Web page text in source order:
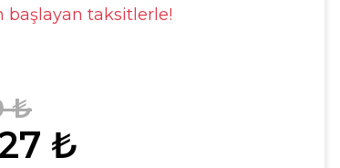
başlayan taksitlerle!
₺
₺